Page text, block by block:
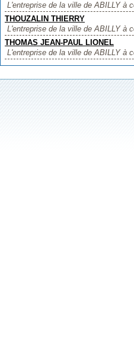
L'entreprise de la ville de ABILLY à
THOUZALIN THIERRY
L'entreprise de la ville de ABILLY à
THOMAS JEAN-PAUL LIONEL
L'entreprise de la ville de ABILLY à